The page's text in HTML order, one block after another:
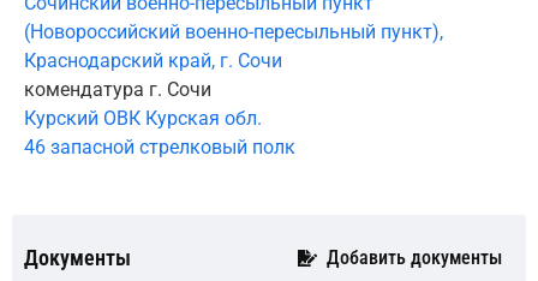
(Новороссийский военно-пересыльный пункт),
Краснодарский край, г. Сочи
комендатура г. Сочи
Курский ОВК Курская обл.
46 запасной стрелковый полк
Документы Добавить документы